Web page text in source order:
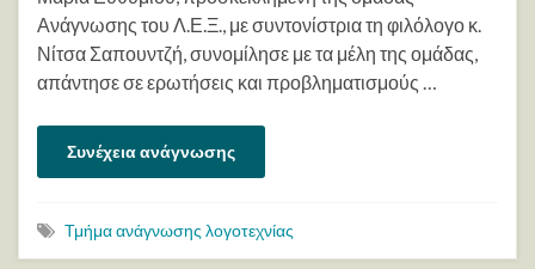
Ανάγνωσης του Λ.Ε.Ξ., με συντονίστρια τη φιλόλογο κ.
Νίτσα Σαπουντζή, συνομίλησε με τα μέλη της ομάδας,
απάντησε σε ερωτήσεις και προβληματισμούς …
Συνέχεια ανάγνωσης
Τμήμα ανάγνωσης λογοτεχνίας